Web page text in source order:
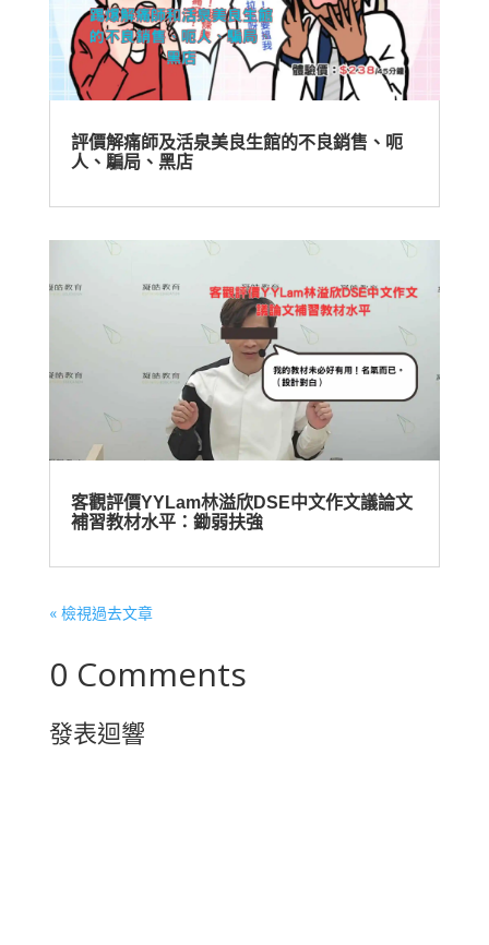
評價解痛師及活泉美良生館的不良銷售、呃
人、騙局、黑店
客觀評價YYLam林溢欣DSE中文作文議論文
補習教材水平：鋤弱扶強
« 檢視過去文章
0 Comments
發表迴響